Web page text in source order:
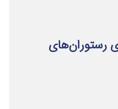
رستوران‌های